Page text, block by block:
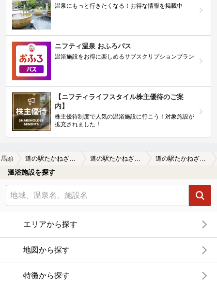
温泉にもっと行きたくなる！お得な情報を掲載中
ニフティ温泉 おふろパス
温浴施設をお得に楽しめるサブスクリプションプラン
【ニフティライフスタイル株主優待のご案
内】
株主優待制度で人気の温浴施設に行こう！対象施設が
拡充されました！
馬頭 道の駅たかねざわ 元気あっぷむら 道の駅たかねざわ 元気あっぷむらの口コミ一覧 道の駅たかねざわ 元気あっぷむらの口コミ 大きなお城の中で…
温浴施設を探す
エリアから探す
地図から探す
特徴から探す